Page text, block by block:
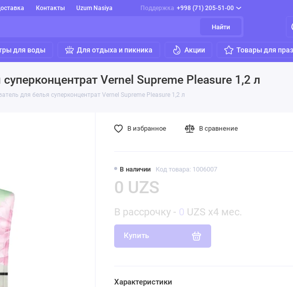
Контакты Uzum Nasiya Поддержка +998 (71) 205-51-00
Найти
для воды Для отдыха и пикника Акции Товары для
Vernel Supreme Pleasure 1,2 л
для белья суперконцентрат Vernel Supreme Pleasure 1,2 л
В наличии Код товара: 1006007
0 UZS
В рассрочку - 0 UZS x4 мес.
Купить
В избранное В сравнение
Характеристики